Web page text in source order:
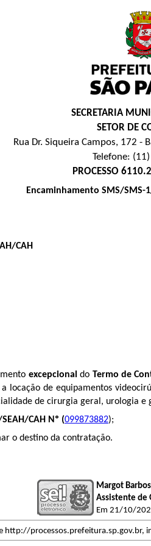
SECRETARIA
SETOR DE
Rua Dr. Siqueira Campos, 172 -
Telefone:
PROCESSO
Encaminhamento SMS/SMS-
CAH
excepcionaldo Termo de
a locação de equipamentos
de cirurgia geral, urologia e
CAH Nº (099873882);
o destino da contratação.
Margot
Assistente de
Em 21/10/
http://processos.prefeitura.sp.gov.br,